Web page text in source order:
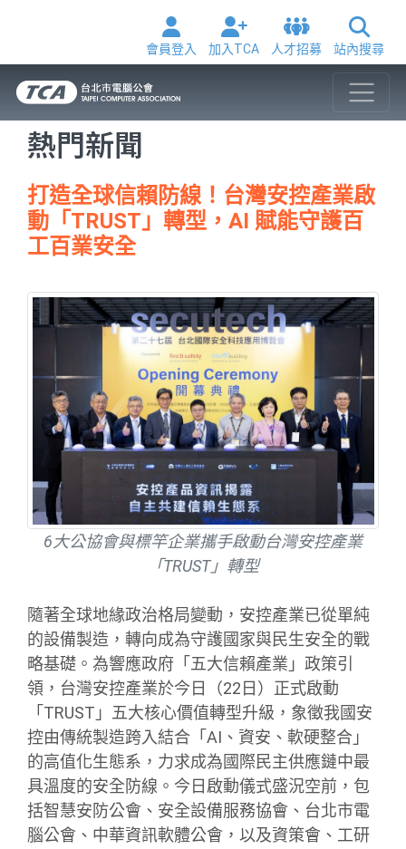
會員登入 加入TCA 人才招募 站內搜尋
熱門新聞
打造全球信賴防線！台灣安控產業啟
動「TRUST」轉型，AI 賦能守護百
工百業安全
6大公協會與標竿企業攜手啟動台灣安控產業
「TRUST」轉型
隨著全球地緣政治格局變動，安控產業已從單純
的設備製造，轉向成為守護國家與民生安全的戰
略基礎。為響應政府「五大信賴產業」政策引
領，台灣安控產業於今日（22日）正式啟動
「TRUST」五大核心價值轉型升級，象徵我國安
控由傳統製造跨入結合「AI、資安、軟硬整合」
的高值化生態系，力求成為國際民主供應鏈中最
具溫度的安全防線。今日啟動儀式盛況空前，包
括智慧安防公會、安全設備服務協會、台北市電
腦公會、中華資訊軟體公會，以及資策會、工研